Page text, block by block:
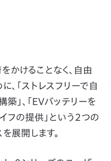
けることなく、自由
、「ストレスフリーで自
」、「EVバッテリーを
フの提供」という2つの
展開します。